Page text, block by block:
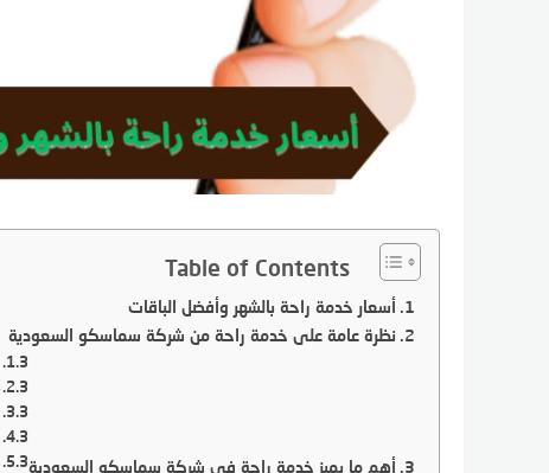
Table of Contents
أسعار خدمة راحة بالشهر وأفضل الباقات
نظرة عامة على خدمة راحة من شركة سماسكو السعودية
أهم ما يميز خدمة راحة في شركة سماسكو السعودية